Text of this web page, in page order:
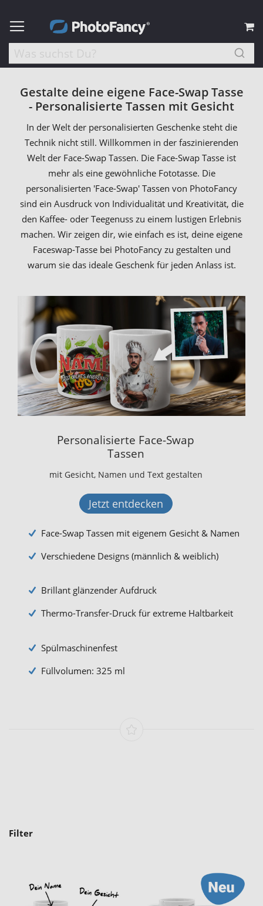
Gestalte deine eigene Face-Swap Tasse
- Personalisierte Tassen mit Gesicht
In der Welt der personalisierten Geschenke steht die
Technik nicht still. Willkommen in der faszinierenden
Welt der Face-Swap Tassen. Die Face-Swap Tasse ist
mehr als eine gewöhnliche Fototasse. Die
personalisierten 'Face-Swap' Tassen von PhotoFancy
sind ein Ausdruck von Individualität und Kreativität, die
den Kaffee- oder Teegenuss zu einem lustigen Erlebnis
machen. Wir zeigen dir, wie einfach es ist, deine eigene
Faceswap-Tasse bei PhotoFancy zu gestalten und
warum sie das ideale Geschenk für jeden Anlass ist.
Personalisierte Face-Swap
Tassen
mit Gesicht, Namen und Text gestalten
Jetzt entdecken
Face-Swap Tassen mit eigenem Gesicht & Namen
Verschiedene Designs (männlich & weiblich)
Brillant glänzender Aufdruck
Thermo-Transfer-Druck für extreme Haltbarkeit
Spülmaschinenfest
Füllvolumen: 325 ml
Filter